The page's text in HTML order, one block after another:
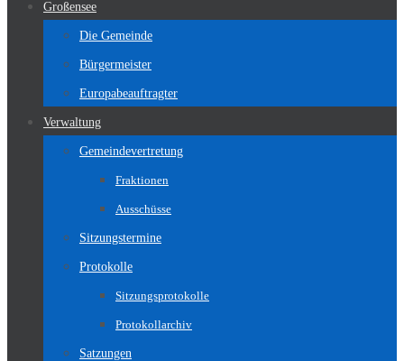
Großensee
Die Gemeinde
Bürgermeister
Europabeauftragter
Verwaltung
Gemeindevertretung
Fraktionen
Ausschüsse
Sitzungstermine
Protokolle
Sitzungsprotokolle
Protokollarchiv
Satzungen